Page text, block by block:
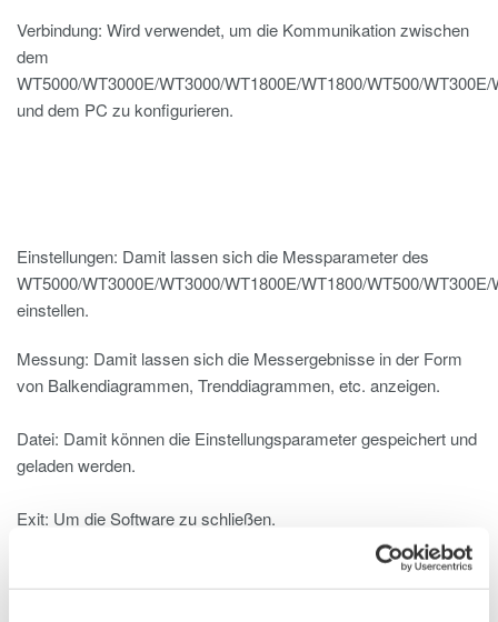
Verbindung: Wird verwendet, um die Kommunikation zwischen
dem
WT5000/WT3000E/WT3000/WT1800E/WT1800/WT500/WT300E/
und dem PC zu konfigurieren.
Einstellungen: Damit lassen sich die Messparameter des
WT5000/WT3000E/WT3000/WT1800E/WT1800/WT500/WT300E/
einstellen.
Messung: Damit lassen sich die Messergebnisse in der Form
von Balkendiagrammen, Trenddiagrammen, etc. anzeigen.
Datei: Damit können die Einstellungsparameter gespeichert und
geladen werden.
Exit: Um die Software zu schließen.
Darstellungsarten